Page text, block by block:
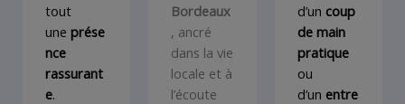
tout
une prése
nce
rassurant
e.
Bordeaux
, ancré
dans la vie
locale et à
l’écoute
d’un coup
de main
pratique
ou
d’un entre